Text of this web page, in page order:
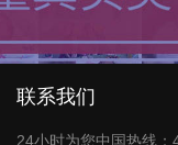
联系我们
24小时为您中国热线：